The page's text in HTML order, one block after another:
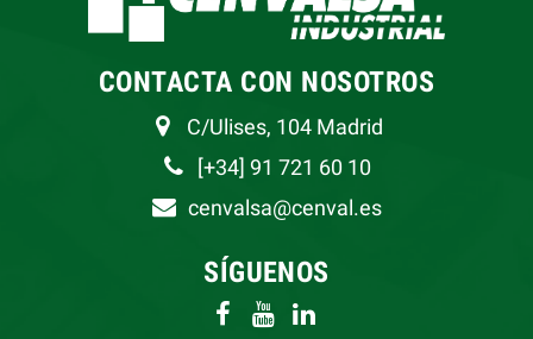
CONTACTA CON NOSOTROS
C/Ulises, 104 Madrid
[+34] 91 721 60 10
cenvalsa@cenval.es
SÍGUENOS